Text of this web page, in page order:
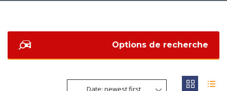
Options de recherche
Date: newest first